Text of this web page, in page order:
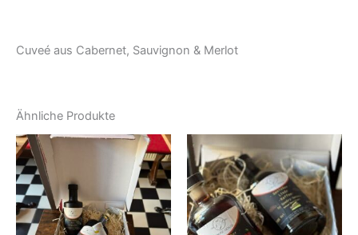
Cuveé aus Cabernet, Sauvignon & Merlot
Ähnliche Produkte